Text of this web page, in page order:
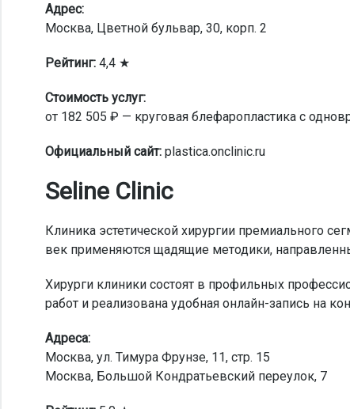
Адрес:
Москва, Цветной бульвар, 30, корп. 2
Рейтинг: 4,4 ★
Стоимость услуг:
от 182 505 ₽ — круговая блефаропластика с
Официальный сайт: plastica.onclinic.ru
Seline Clinic
Клиника эстетической хирургии премиального
век применяются щадящие методики,
Хирурги клиники состоят в профильных
работ и реализована удобная онлайн-запись на
Адреса:
Москва, ул. Тимура Фрунзе, 11, стр. 15
Москва, Большой Кондратьевский переулок, 7